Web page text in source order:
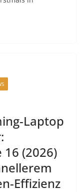
Laptop
(2026)
Effizienz